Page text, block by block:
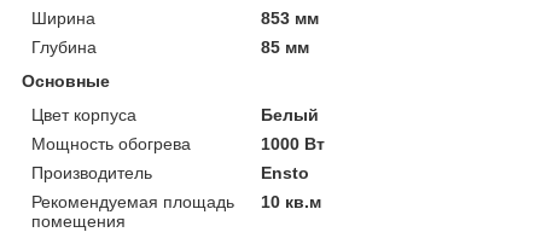
Ширина
853 мм
Глубина
85 мм
Основные
Цвет корпуса
Белый
Мощность обогрева
1000 Вт
Производитель
Ensto
Рекомендуемая площадь
помещения
10 кв.м